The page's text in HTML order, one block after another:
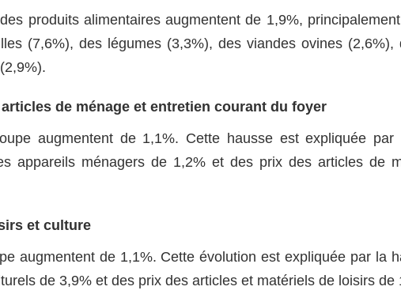
produits alimentaires augmentent de 1,9%,
(7,6%), des légumes (3,3%), des viandes ovines (2,6%),
de ménage et entretien courant du foyer
augmentent de 1,1%. Cette hausse est expliquée par
appareils ménagers de 1,2% et des prix des articles de
et culture
augmentent de 1,1%. Cette évolution est expliquée par la
de 3,9% et des prix des articles et matériels de loisirs de